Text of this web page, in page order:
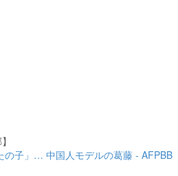
の子」… 中国人モデルの葛藤 - AFPBB